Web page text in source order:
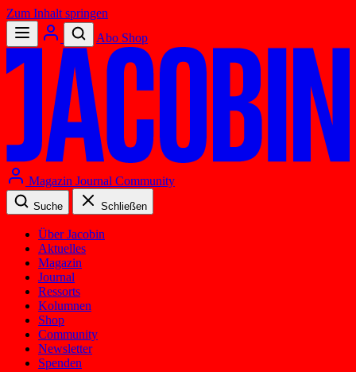
Zum Inhalt springen
Abo Shop
Magazin Journal Community
Suche Schließen
Über Jacobin
Aktuelles
Magazin
Journal
Ressorts
Kolumnen
Shop
Community
Newsletter
Spenden